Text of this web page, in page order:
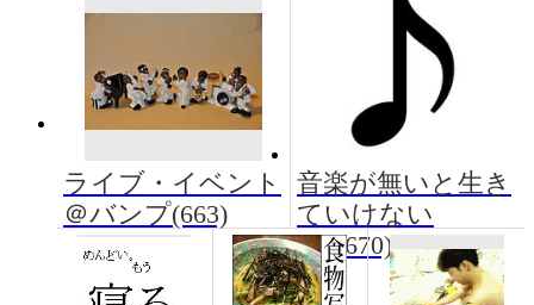
ライブ・イベント
＠バンプ(663)
音楽が無いと生き
ていけない
(196670)